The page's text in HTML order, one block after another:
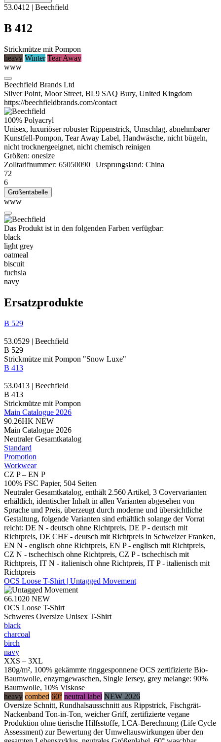
53.0412 | Beechfield
B 412
Strickmütze mit Pompon
heavy Winter Tear Away
www
Beechfield Brands Ltd
Silver Point, Moor Street, BL9 SAQ Bury, United Kingdom
https://beechfieldbrands.com/contact
100% Polyacryl
Unisex, luxuriöser robuster Rippenstrick, Umschlag, abnehmbarer
Kunstfell-Pompon, Tear Away Label, Handwäsche, nicht bügeln,
nicht trocknergeeignet, nicht chemisch reinigen
Größen: onesize
Zolltarifnummer: 65050090 | Ursprungsland: China
72
6
Größentabelle
www
Das Produkt ist in den folgenden Farben verfügbar:
black
light grey
oatmeal
biscuit
fuchsia
navy
Ersatzprodukte
B 529
53.0529 | Beechfield
B 529
Strickmütze mit Pompon "Snow Luxe"
B 413
53.0413 | Beechfield
B 413
Strickmütze mit Pompon
Main Catalogue 2026
90.26HK NEW
Main Catalogue 2026
Neutraler Gesamtkatalog
Standard
Promotion
Workwear
CZ P – EN P
100% FSC Papier, 504 Seiten
Neutraler Gesamtkatalog, enthält 2.560 Artikel, 3 Covervarianten
erhältlich, identischer Inhalt in allen Varianten abgesehen von
Sprache und Preis, überzeugt durch moderne und übersichtliche
Gestaltung, folgende Varianten sind erhältlich solange der Vorrat
reicht: DE N - deutsch ohne Richtpreis, DE P - deutsch mit
Richtpreis, DE CHF - deutsch mit Richtpreis in Schweizer Franken,
EN N - englisch ohne Richtpreis, EN P - englisch mit Richtpreis,
CZ N - tschechisch ohne Richtpreis, CZ P - tschechisch mit
Richtpreis, IT N - italienisch ohne Richtpreis, IT P - italienisch mit
Richtpreis
OCS Loose T-Shirt | Untagged Movement
66.1020 NEW
OCS Loose T-Shirt
Schweres Oversize Unisex T-Shirt
black
charcoal
birch
navy
XXS – 3XL
180g/m², 100% gekämmte ringgesponnene OCS zertifizierte Bio-
Baumwolle, enzymgewaschen, Single Jersey, grey melange: 90%
Baumwolle, 10% Viskose
heavy combed 60° neutral label NEW 2026
Oversize Schnitt, Rundhalsausschnitt aus Rippstrick, Fischgrät-
Nackenband Ton-in-Ton, weicher Griff, zertifizierte vegane
Produktion ohne tierische Hilfsstoffe, LCA-Berechnung (Life Cycle
Assessment) zur Bewertung der Umweltauswirkungen über den